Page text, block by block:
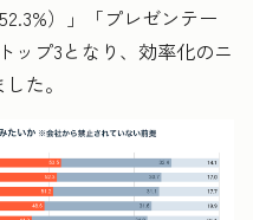
）」「プレゼンテー
ップ3となり、効率化のニ
た。